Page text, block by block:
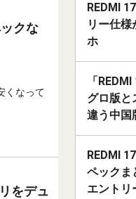
クな
くなって
をデュ
REDMI
リー仕
ホ
「
グロ版と
違う中国
REDMI
ペックま
エントリ